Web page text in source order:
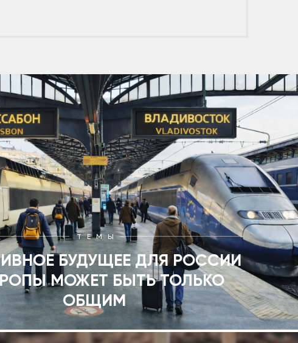
ТЕМЫ
БУДУЩЕЕ ДЛЯ РОССИИ
МОЖЕТ БЫТЬ ТОЛЬКО
ОБЩИМ